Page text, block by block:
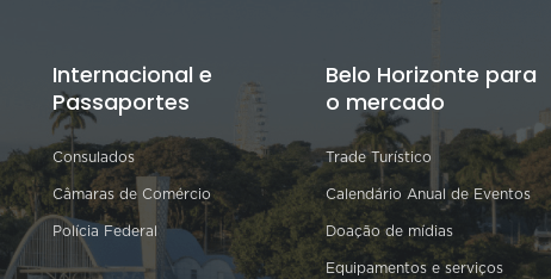
Internacional e
Passaportes
Consulados
Câmaras de Comércio
Polícia Federal
Belo Horizonte para
o mercado
Trade Turístico
Calendário Anual de Eventos
Doação de mídias
Equipamentos e serviços